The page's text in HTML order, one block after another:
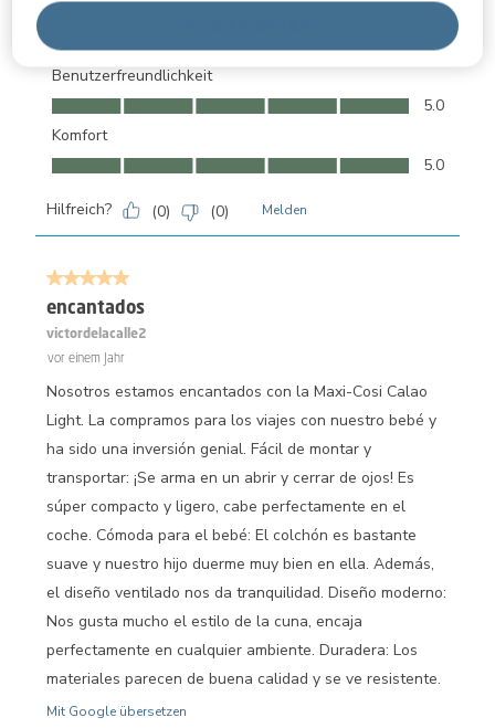
5.0
Benutzerfreundlichkeit
Benutzerfreundlichkeit, 5.0 von 5
5.0
Komfort
Komfort, 5.0 von 5
5.0
Hilfreich? (0) (0) Melden
5 von 5 Sternen.
encantados
victordelacalle2
vor einem Jahr
Nosotros estamos encantados con la Maxi-Cosi Calao
Light. La compramos para los viajes con nuestro bebé y
ha sido una inversión genial. Fácil de montar y
transportar: ¡Se arma en un abrir y cerrar de ojos! Es
súper compacto y ligero, cabe perfectamente en el
coche. Cómoda para el bebé: El colchón es bastante
suave y nuestro hijo duerme muy bien en ella. Además,
el diseño ventilado nos da tranquilidad. Diseño moderno:
Nos gusta mucho el estilo de la cuna, encaja
perfectamente en cualquier ambiente. Duradera: Los
materiales parecen de buena calidad y se ve resistente.
Mit Google übersetzen